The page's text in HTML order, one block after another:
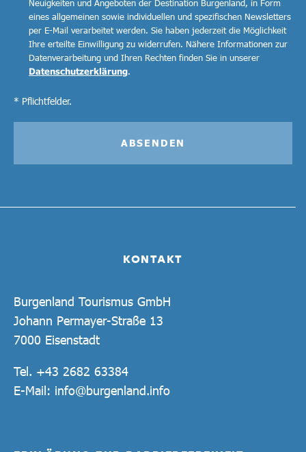
KONTAKT
Burgenland Tourismus GmbH
Johann Permayer-Straße 13
7000 Eisenstadt
Tel. +43 2682 63384
E-Mail: info@burgenland.info
Neuigkeiten und Angeboten der Destination Burgenland, in Form
eines allgemeinen sowie individuellen und spezifischen Newsletters
per E-Mail verarbeitet werden. Sie haben jederzeit die Möglichkeit
Ihre erteilte Einwilligung zu widerrufen. Nähere Informationen zur
Datenverarbeitung und Ihren Rechten finden Sie in unserer
Datenschutzerklärung.
* Pflichtfelder.
ABSENDEN